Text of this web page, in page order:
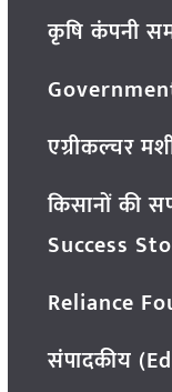
कृषि कंपनी
एग्रीकल्चर
किसानों की
Success
Reliance
संपादकीय